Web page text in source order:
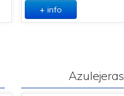
+ info
Azulejeras